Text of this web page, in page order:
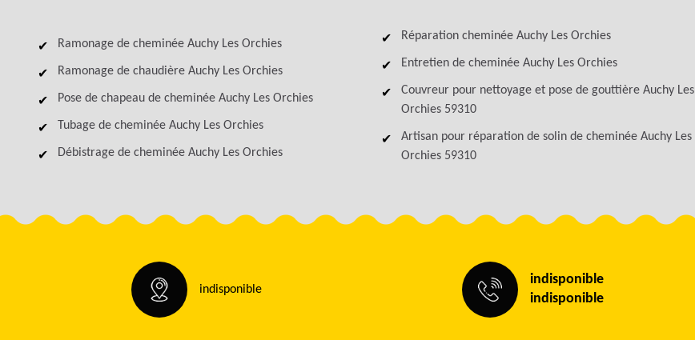
Ramonage de cheminée Auchy Les Orchies
Ramonage de chaudière Auchy Les Orchies
Pose de chapeau de cheminée Auchy Les Orchies
Tubage de cheminée Auchy Les Orchies
Débistrage de cheminée Auchy Les Orchies
Réparation cheminée Auchy Les Orchies
Entretien de cheminée Auchy Les Orchies
Couvreur pour nettoyage et pose de gouttière Auchy Les
Orchies 59310
Artisan pour réparation de solin de cheminée Auchy Les
Orchies 59310
indisponible
indisponible
indisponible